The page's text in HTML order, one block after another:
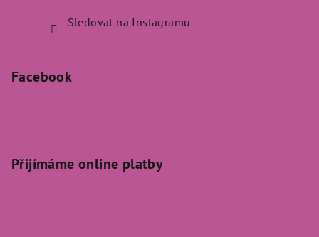
Sledovat na Instagramu
Facebook
Přijímáme online platby